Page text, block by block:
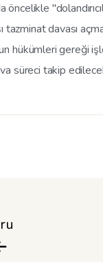
tazminat davası
hükümleri gereği
süreci takip